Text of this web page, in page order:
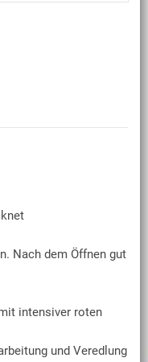
Nach dem Öffnen gut
intensiver roten
und Veredlung